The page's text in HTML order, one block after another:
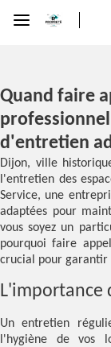
Quand faire
d'entretien
Dijon, ville
l'entretien des
Service, une
adaptées pour
vous soyez un
pourquoi faire
crucial pour
L'importance
Un entretien
l'hygiène de vos